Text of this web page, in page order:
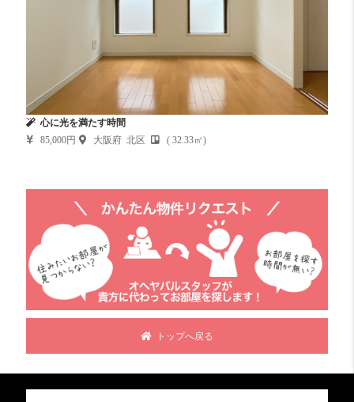
心に光を満たす時間
85,000円
大阪府 北区 ( 32.33㎡)
トップへ戻る